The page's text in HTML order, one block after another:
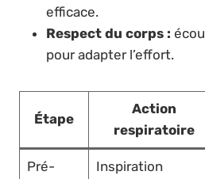
efficace.
Respect du corps :
pour adapter l’effort.
Étape
Action
respiratoire
Pré-
Inspiration